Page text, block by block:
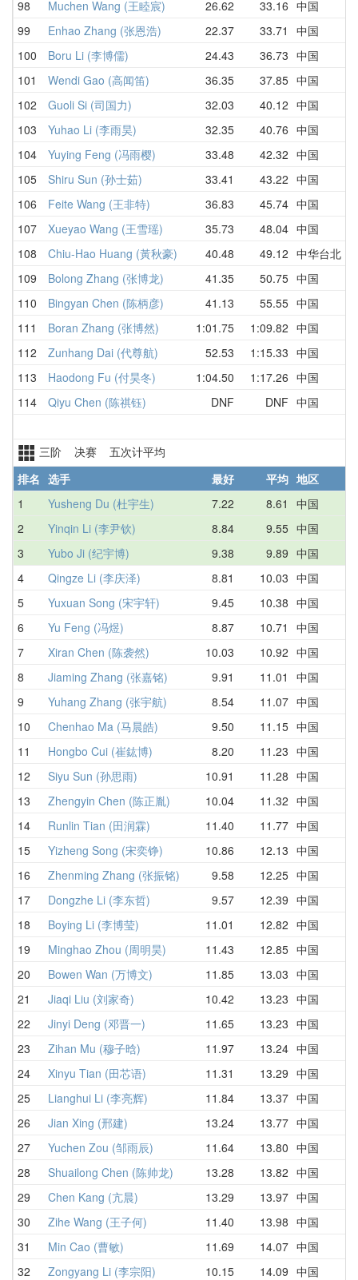
98 Muchen Wang (王睦宸) 26.62 33.16 中国
99 Enhao Zhang (张恩浩) 22.37 33.71 中国
100 Boru Li (李博儒) 24.43 36.73 中国
101 Wendi Gao (高闻笛) 36.35 37.85 中国
102 Guoli Si (司国力) 32.03 40.12 中国
103 Yuhao Li (李雨昊) 32.35 40.76 中国
104 Yuying Feng (冯雨樱) 33.48 42.32 中国
105 Shiru Sun (孙士茹) 33.41 43.22 中国
106 Feite Wang (王非特) 36.83 45.74 中国
107 Xueyao Wang (王雪瑶) 35.73 48.04 中国
108 Chiu-Hao Huang (黃秋豪) 40.48 49.12 中华台北
109 Bolong Zhang (张博龙) 41.35 50.75 中国
110 Bingyan Chen (陈柄彦) 41.13 55.55 中国
111 Boran Zhang (张博然) 1:01.75 1:09.82 中国
112 Zunhang Dai (代尊航) 52.53 1:15.33 中国
113 Haodong Fu (付昊冬) 1:04.50 1:17.26 中国
114 Qiyu Chen (陈祺钰) DNF DNF 中国
三阶 决赛 五次计平均
排名 选手 最好 平均 地区
1
Yusheng Du (杜宇生) 7.22 8.61 中国
2 Yinqin Li (李尹钦) 8.84 9.55 中国
3 Yubo Ji (纪宇博) 9.38 9.89 中国
4 Qingze Li (李庆泽) 8.81 10.03 中国
5 Yuxuan Song (宋宇轩) 9.45 10.38 中国
6 Yu Feng (冯煜) 8.87 10.71 中国
7 Xiran Chen (陈袭然) 10.03 10.92 中国
8 Jiaming Zhang (张嘉铭) 9.91 11.01 中国
9 Yuhang Zhang (张宇航) 8.54 11.07 中国
10 Chenhao Ma (马晨皓) 9.50 11.15 中国
11 Hongbo Cui (崔鈜博) 8.20 11.23 中国
12 Siyu Sun (孙思雨) 10.91 11.28 中国
13 Zhengyin Chen (陈正胤) 10.04 11.32 中国
14 Runlin Tian (田润霖) 11.40 11.77 中国
15 Yizheng Song (宋奕铮) 10.86 12.13 中国
16 Zhenming Zhang (张振铭) 9.58 12.25 中国
17 Dongzhe Li (李东哲) 9.57 12.39 中国
18 Boying Li (李博莹) 11.01 12.82 中国
19 Minghao Zhou (周明昊) 11.43 12.85 中国
20 Bowen Wan (万博文) 11.85 13.03 中国
21 Jiaqi Liu (刘家奇) 10.42 13.23 中国
22 Jinyi Deng (邓晋一) 11.65 13.23 中国
23 Zihan Mu (穆子晗) 11.97 13.24 中国
24 Xinyu Tian (田芯语) 11.31 13.29 中国
25 Lianghui Li (李亮辉) 11.84 13.37 中国
26 Jian Xing (邢建) 13.24 13.77 中国
27 Yuchen Zou (邹雨辰) 11.64 13.80 中国
28 Shuailong Chen (陈帅龙) 13.28 13.82 中国
29 Chen Kang (亢晨) 13.29 13.97 中国
30 Zihe Wang (王子何) 11.40 13.98 中国
31 Min Cao (曹敏) 11.69 14.07 中国
32 Zongyang Li (李宗阳) 10.15 14.09 中国